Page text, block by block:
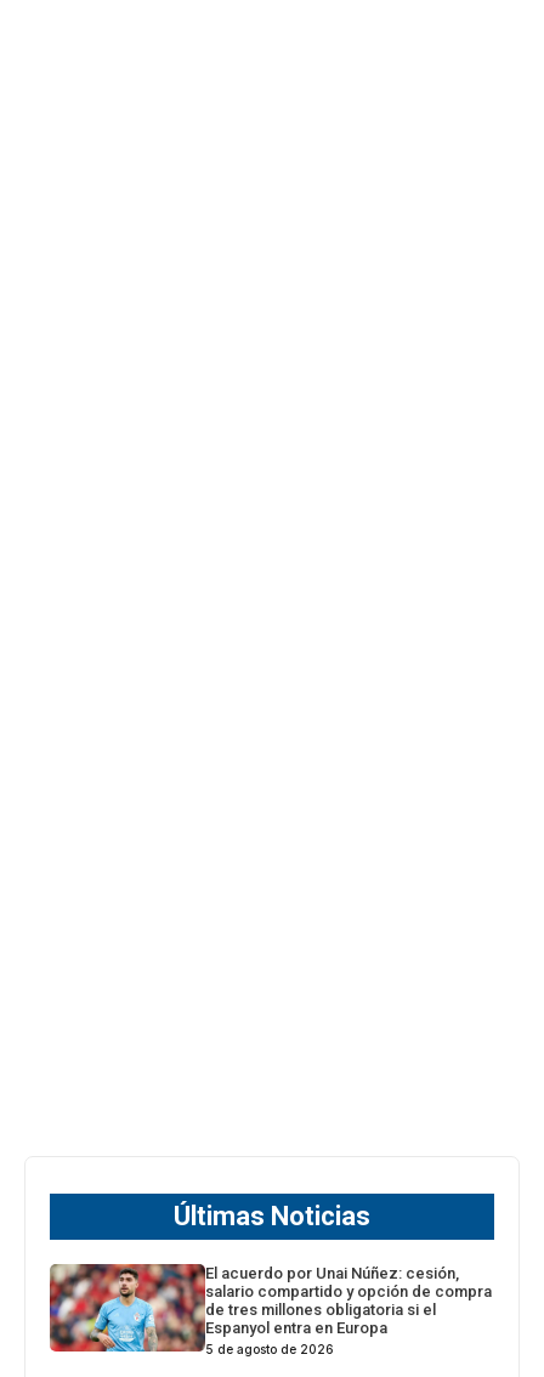
Últimas Noticias
El acuerdo por Unai Núñez: cesión,
salario compartido y opción de compra
de tres millones obligatoria si el
Espanyol entra en Europa
5 de agosto de 2026